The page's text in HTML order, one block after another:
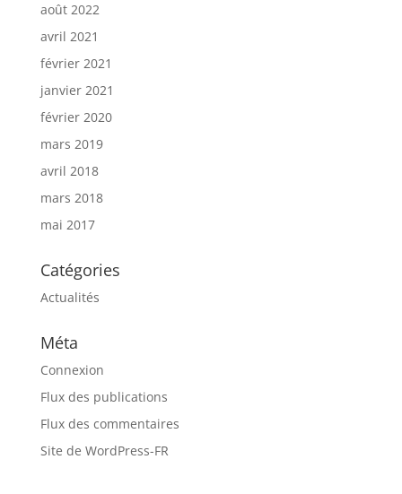
août 2022
avril 2021
février 2021
janvier 2021
février 2020
mars 2019
avril 2018
mars 2018
mai 2017
Catégories
Actualités
Méta
Connexion
Flux des publications
Flux des commentaires
Site de WordPress-FR